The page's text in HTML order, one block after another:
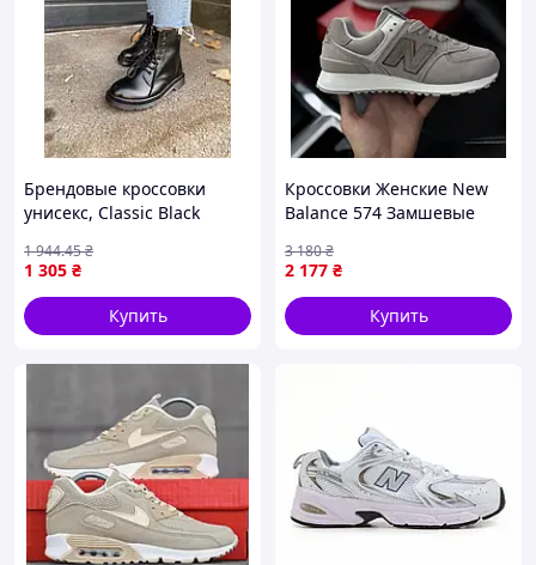
Брендовые кроссовки
унисекс, Classic Black
1 305 ₴
1 944.45₴
Купить
Кроссовки Женские New
Balance 574 Замшевые
2 177 ₴
3 180₴
Купить